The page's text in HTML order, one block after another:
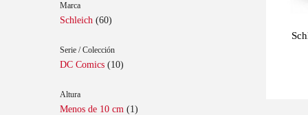
Marca
Schleich (60)
Serie / Colección
DC Comics (10)
Altura
Menos de 10 cm (1)